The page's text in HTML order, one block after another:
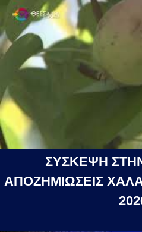
ΣΥΣΚΕΨΗ
ΑΠΟΖΗΜΙΩΣΕΙΣ